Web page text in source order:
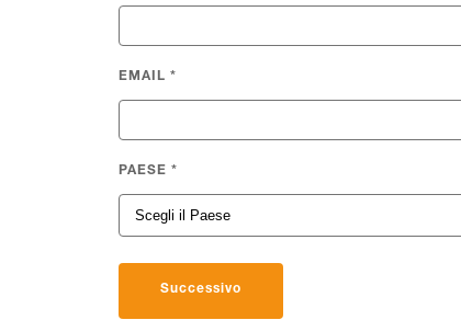
EMAIL *
PAESE *
Successivo